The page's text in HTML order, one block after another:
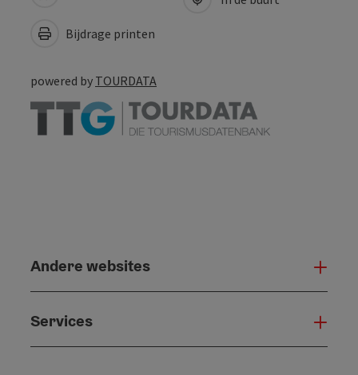
Bijdrage printen
powered by TOURDATA
Andere websites
Services